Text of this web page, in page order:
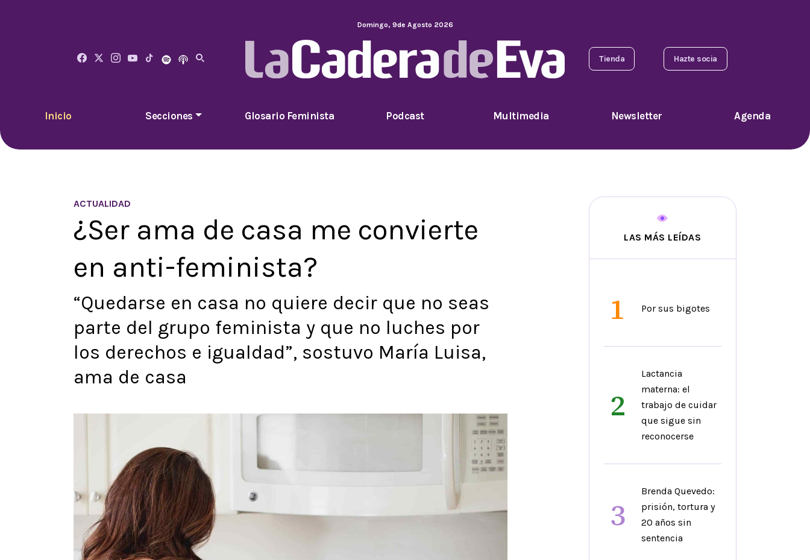
Domingo, 9de Agosto 2026
Tienda Hazte socia
Inicio Secciones Glosario Feminista Podcast Multimedia Newsletter Agenda
ACTUALIDAD
¿Ser ama de casa me convierte
en anti-feminista?
“Quedarse en casa no quiere decir que no seas
parte del grupo feminista y que no luches por
los derechos e igualdad”, sostuvo María Luisa,
ama de casa
LAS MÁS LEÍDAS
1 Por sus bigotes
2
Lactancia
materna: el
trabajo de cuidar
que sigue sin
reconocerse
3
Brenda Quevedo:
prisión, tortura y
20 años sin
sentencia